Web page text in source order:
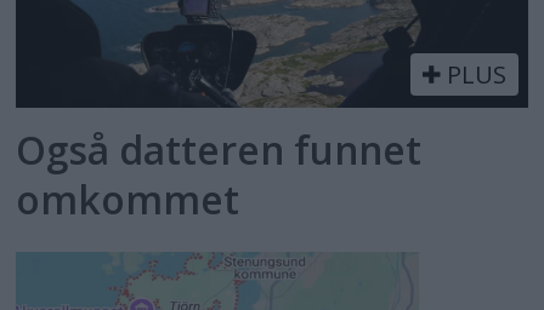
PLUS
Også datteren funnet
omkommet